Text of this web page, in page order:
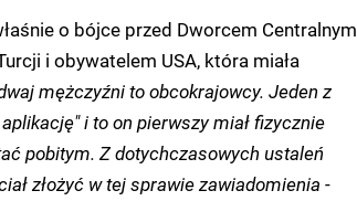
o bójce przed Dworcem Centralnym
i obywatelem USA, która miała
mężczyźni to obcokrajowcy. Jeden z
i to on pierwszy miał fizycznie
pobitym. Z dotychczasowych ustaleń
złożyć w tej sprawie zawiadomienia -